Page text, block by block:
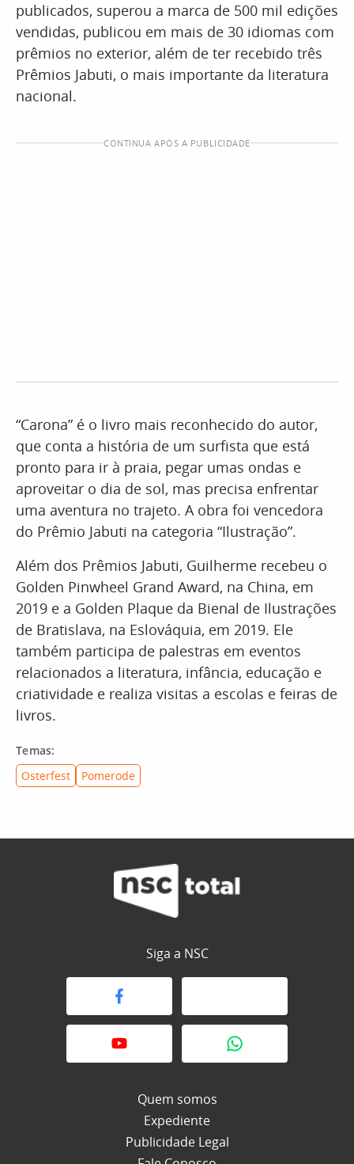
publicados, superou a marca de 500 mil edições
vendidas, publicou em mais de 30 idiomas com
prêmios no exterior, além de ter recebido três
Prêmios Jabuti, o mais importante da literatura
nacional.
CONTINUA APÓS A PUBLICIDADE
“Carona” é o livro mais reconhecido do autor,
que conta a história de um surfista que está
pronto para ir à praia, pegar umas ondas e
aproveitar o dia de sol, mas precisa enfrentar
uma aventura no trajeto. A obra foi vencedora
do Prêmio Jabuti na categoria “Ilustração”.
Além dos Prêmios Jabuti, Guilherme recebeu o
Golden Pinwheel Grand Award, na China, em
2019 e a Golden Plaque da Bienal de Ilustrações
de Bratislava, na Eslováquia, em 2019. Ele
também participa de palestras em eventos
relacionados a literatura, infância, educação e
criatividade e realiza visitas a escolas e feiras de
livros.
Temas:
Osterfest
Pomerode
Siga a NSC
Quem somos
Expediente
Publicidade Legal